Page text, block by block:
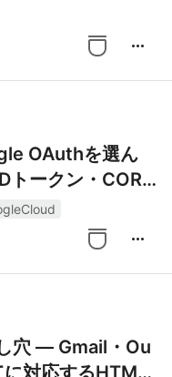
more_horiz
OAuthを選ん
トークン・COR
more_horiz
穴 — Gmail・Ou